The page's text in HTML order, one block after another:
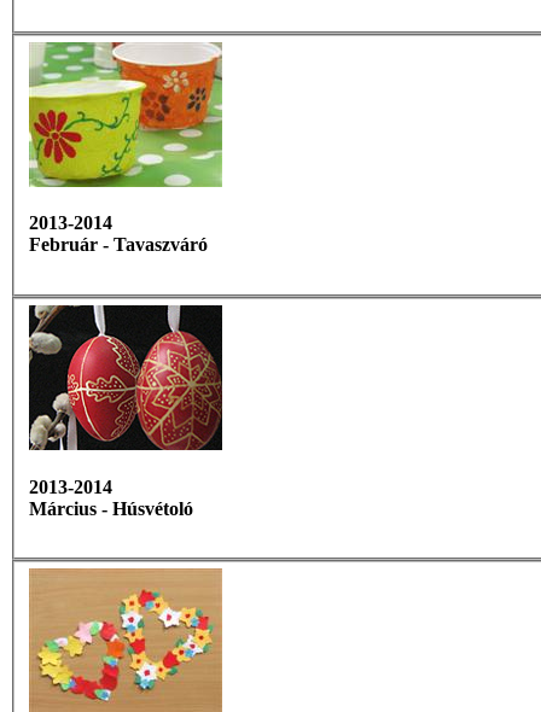
2013-2014
Február - Tavaszváró
2013-2014
Március - Húsvétoló